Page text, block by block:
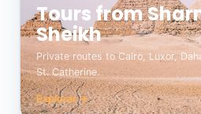
Tours from
Sheikh
Private routes to Cairo, Luxor,
St. Catherine.
Explorar →